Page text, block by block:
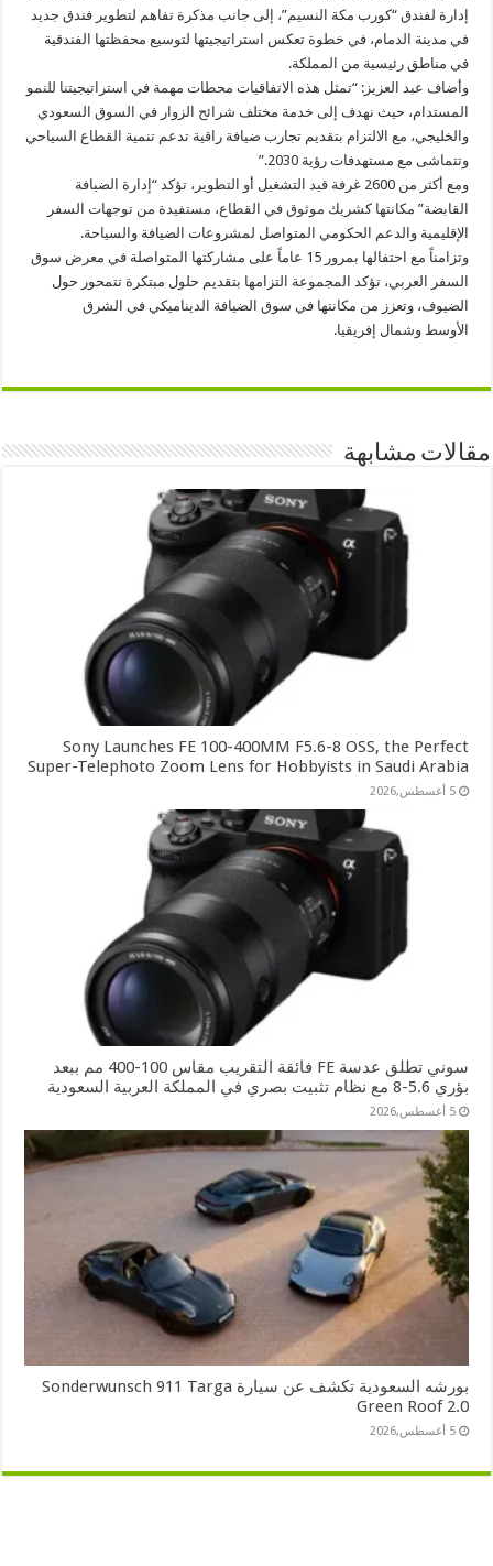
إدارة لفندق “كورب مكة النسيم”، إلى جانب مذكرة تفاهم لتطوير فندق جديد
في مدينة الدمام، في خطوة تعكس استراتيجيتها لتوسيع محفظتها الفندقية
في مناطق رئيسية من المملكة.
وأضاف عبد العزيز: “تمثل هذه الاتفاقيات محطات مهمة في استراتيجيتنا للنمو
المستدام، حيث نهدف إلى خدمة مختلف شرائح الزوار في السوق السعودي
والخليجي، مع الالتزام بتقديم تجارب ضيافة راقية تدعم تنمية القطاع السياحي
وتتماشى مع مستهدفات رؤية 2030.”
ومع أكثر من 2600 غرفة قيد التشغيل أو التطوير، تؤكد “إدارة الضيافة
القابضة” مكانتها كشريك موثوق في القطاع، مستفيدة من توجهات السفر
الإقليمية والدعم الحكومي المتواصل لمشروعات الضيافة والسياحة.
وتزامناً مع احتفالها بمرور 15 عاماً على مشاركتها المتواصلة في معرض سوق
السفر العربي، تؤكد المجموعة التزامها بتقديم حلول مبتكرة تتمحور حول
الضيوف، وتعزز من مكانتها في سوق الضيافة الديناميكي في الشرق
الأوسط وشمال إفريقيا.
مقالات مشابهة
Sony Launches FE 100-400MM F5.6-8 OSS, the Perfect
Super-Telephoto Zoom Lens for Hobbyists in Saudi Arabia
5 أغسطس,2026
سوني تطلق عدسة FE فائقة التقريب مقاس 100-400 مم ببعد
بؤري 5.6-8 مع نظام تثبيت بصري في المملكة العربية السعودية
5 أغسطس,2026
بورشه السعودية تكشف عن سيارة Sonderwunsch 911 Targa
Green Roof 2.0
5 أغسطس,2026